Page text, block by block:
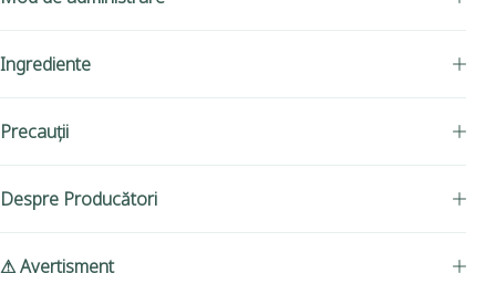
Ingrediente
Precauții
Despre Producători
⚠ Avertisment